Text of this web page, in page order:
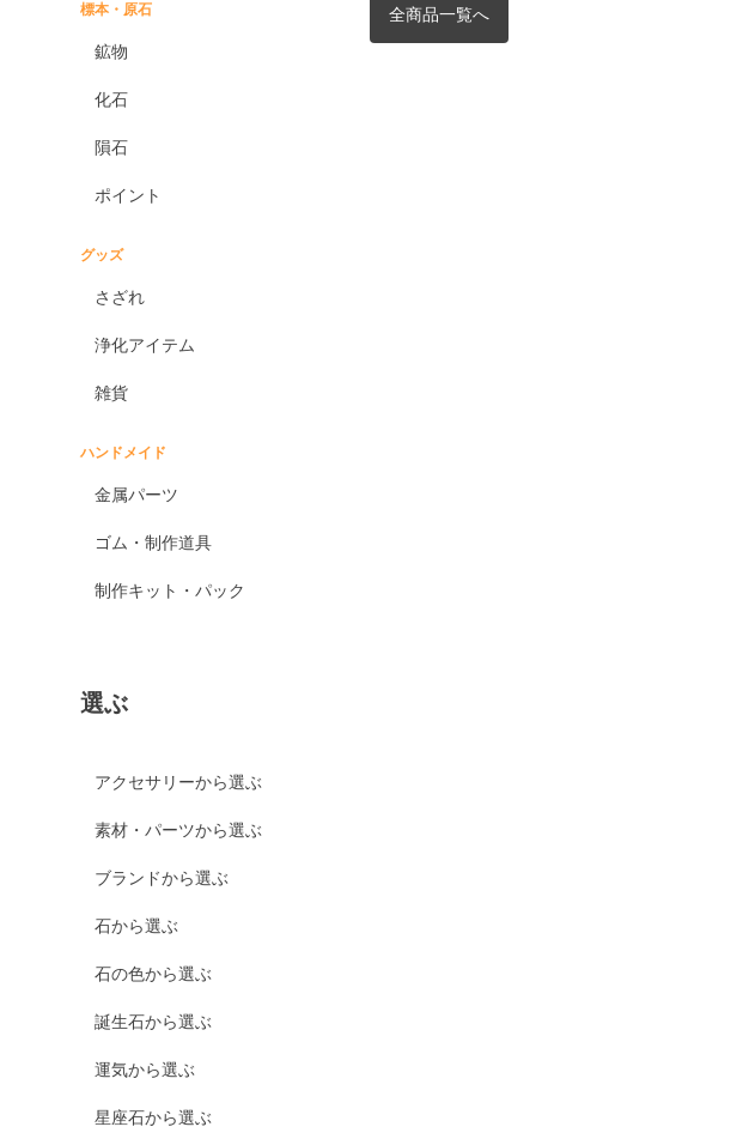
標本・原石
鉱物
化石
隕石
ポイント
グッズ
さざれ
浄化アイテム
雑貨
ハンドメイド
金属パーツ
ゴム・制作道具
制作キット・パック
選ぶ
アクセサリーから選ぶ
素材・パーツから選ぶ
ブランドから選ぶ
石から選ぶ
石の色から選ぶ
誕生石から選ぶ
運気から選ぶ
星座石から選ぶ
全商品一覧へ